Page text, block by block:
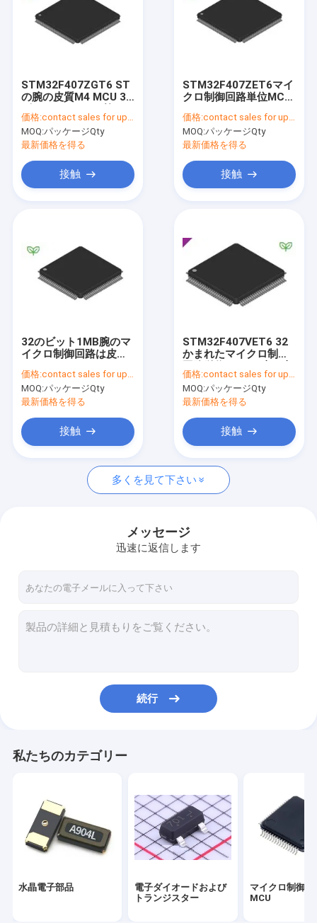
企業情報
お問い合わせ
電子ダイオードおよびトランジスター
マイクロ制御回路単位MCU
フラッシュ・メモリのデータ記憶
PCB板コネクター
デジタル電子モジュール
高い発電MOSFET
PCBアセンブリ サービス
SMDのディップ スイッチ
開発者用具
電子部品センサー
STM32F407ZGT6 ST
の腕の皮質M4 MCU 32
目がない2.5V/3.3V
144 Pin LQFPの皿
価格:contact sales for updated price
MOQ:パッケージQty
最新価格を得る
接触
STM32F407ZET6マイ
クロ制御回路単位MCU
144 Pin点滅する
価格:contact sales for updated price
MOQ:パッケージQty
最新価格を得る
接触
32のビット1MB腕のマ
イクロ制御回路は皮質
LQFPの皿を武装させる
価格:contact sales for updated price
MOQ:パッケージQty
最新価格を得る
接触
STM32F407VET6 32
かまれたマイクロ制御
質M4 RISC 100 Pin
価格:contact sales for updated price
MOQ:パッケージQty
最新価格を得る
接触
多くを見て下さい
メッセージ
迅速に返信します
続行
私たちのカテゴリー
水晶電子部品
電子ダイオードおよび
トランジスター
マイクロ制御回
MCU